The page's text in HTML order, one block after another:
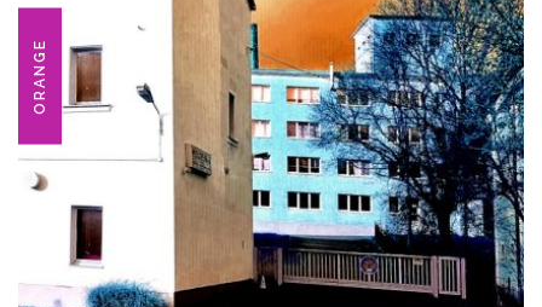
ORANGE